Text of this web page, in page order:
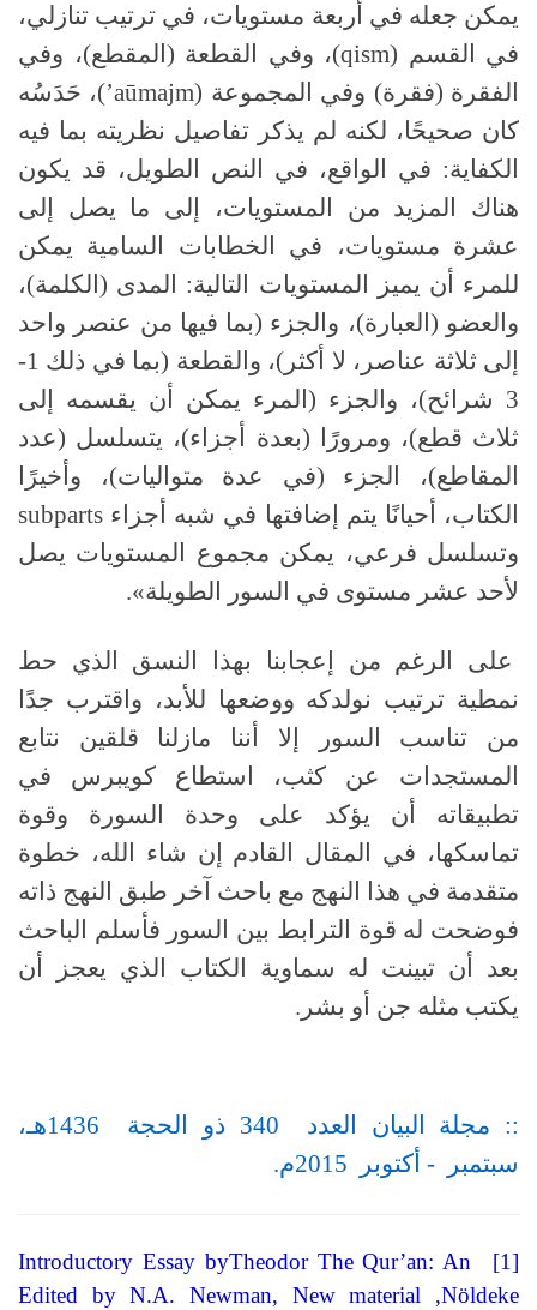
يمكن جعله في أربعة مستويات، في ترتيب تنازلي،
في القسم (
qism
)، وفي القطعة ( المقطع)، وفي
الفقرة (فقرة) وفي المجموعة (
majm
ū
’a
)، حَدَسُه
كان صحيحًا، لكنه لم يذكر تفاصيل نظريته بما فيه
الكفاية: في الواقع، في النص الطويل، قد يكون
هناك المزيد من المستويات، إلى ما يصل إلى
عشرة مستويات، في الخطابات السامية يمكن
للمرء أن يميز المستويات التالية: المدى ( الكلمة)،
والعضو ( العبارة)، والجزء (بما فيها من عنصر واحد
إلى ثلاثة عناصر، لا أكثر )، والقطعة (بما في ذلك
1-
3 شرائح)، والجزء ( المرء يمكن أن يقسمه إلى
ثلاث قطع)، ومرورًا (بعدة أجزاء)، يتسلسل (عدد
المقاطع)، الجزء (في عدة متواليات)، وأخيرًا
الكتاب، أحيانًا يتم إضافتها في شبه أجزاء subparts
وتسلسل فرعي، يمكن مجموع المستويات يصل
لأحد عشر مستوى في السور الطويلة».
على الرغم من إعجابنا بهذا النسق الذي حط
نمطية ترتيب نولدكه ووضعها للأبد، واقترب جدًا
من تناسب السور إلا أننا مازلنا قلقين نتابع
المستجدات عن كثب، استطاع كويبرس في
تطبيقاته أن يؤكد على وحدة السورة وقوة
تماسكها، في المقال القادم إن شاء الله، خطوة
متقدمة في هذا النهج مع باحث آخر طبق النهج ذاته
فوضحت له قوة الترابط بين السور فأسلم الباحث
بعد أن تبينت له سماوية الكتاب الذي يعجز أن
يكتب مثله جن أو بشر.
:: مجلة البيان العدد 340 ذو الحجة 1436هـ،
سبتمبر - أكتوبر 2015م.
[1]
The Qur’an: An
Introductory Essay byTheodor
Nöldeke
,
Edited by N.A. Newman, New material